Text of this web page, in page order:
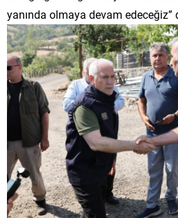
yanında olmaya devam edeceğiz”